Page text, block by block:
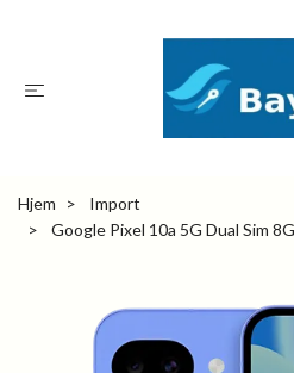
Hjem
Import
Google Pixel 10a 5G Dual Sim